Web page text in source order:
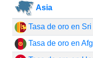
Asia
Tasa de oro en
Tasa de oro en